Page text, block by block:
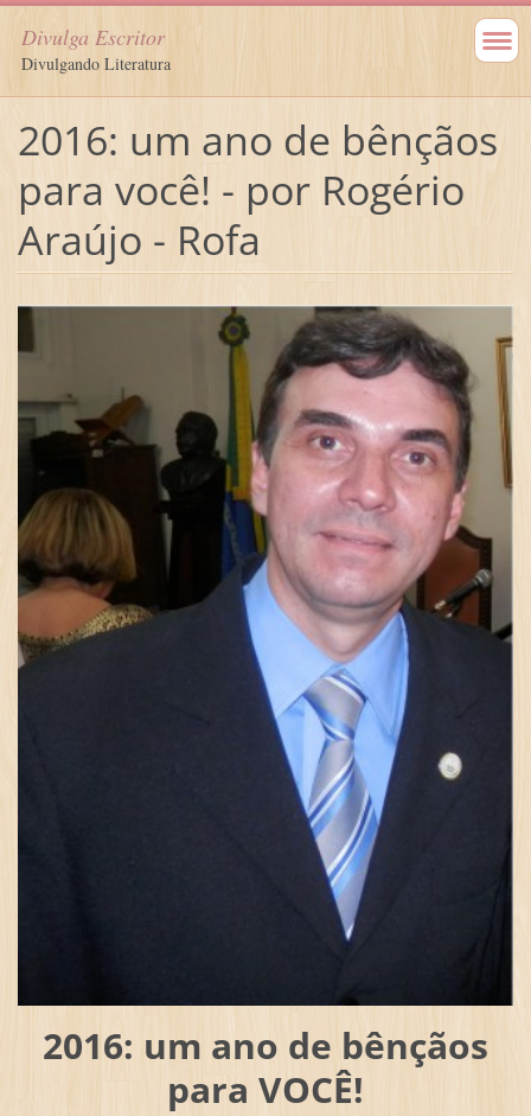
Divulga Escritor
Divulgando Literatura
2016: um ano de bênçãos
para você! - por Rogério
Araújo - Rofa
2016: um ano de bênçãos
para VOCÊ!